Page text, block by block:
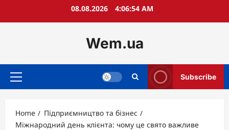
08.08.2026 4:06:55 AM
Wem.ua
Primary
Subscribe
Home
Підприємництво та бізнес
Міжнародний день клієнта: чому це свято важливе